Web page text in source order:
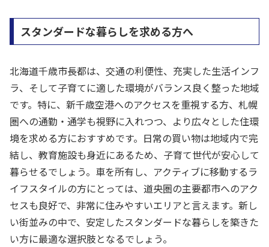
スタンダードな暮らしを求める方へ
北海道千歳市長都は、交通の利便性、充実した生活インフ
ラ、そして子育てに適した環境がバランス良く整った地域
です。特に、新千歳空港へのアクセスを重視する方、札幌
圏への通勤・通学も視野に入れつつ、より広々とした住環
境を求める方におすすめです。日常の買い物は地域内で完
結し、教育施設も身近にあるため、子育て世代が安心して
暮らせるでしょう。車を所有し、アクティブに移動するラ
イフスタイルの方にとっては、道央圏の主要都市へのアク
セスも良好で、非常に住みやすいエリアと言えます。新し
い街並みの中で、安定したスタンダードな暮らしを築きた
い方に最適な選択肢となるでしょう。